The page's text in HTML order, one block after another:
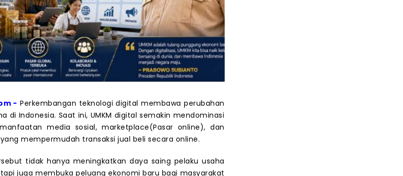
- Perkembangan teknologi digital membawa perubahan
di Indonesia. Saat ini, UMKM digital semakin mendominasi
media sosial, marketplace(Pasar online), dan
mempermudah transaksi jual beli secara online.
tidak hanya meningkatkan daya saing pelaku usaha
juga membuka peluang ekonomi baru bagi masyarakat